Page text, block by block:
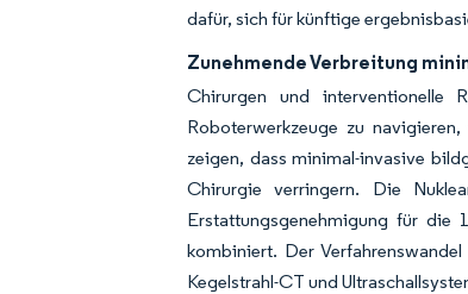
dafür, sich für künftige
Zunehmende Verbreitung
Chirurgen und interventionelle
Roboterwerkzeuge zu
zeigen, dass minimal-invasive
Chirurgie verringern. Die
Erstattungsgenehmigung für die
kombiniert. Der
Kegelstrahl-CT und